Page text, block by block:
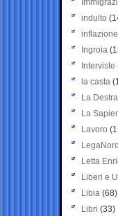
indulto
inflazione
Ingroia
Interviste
la casta
La Destra
La
Lavoro
LegaNord
Letta
Liberi e
Libia (68)
Libri (33)